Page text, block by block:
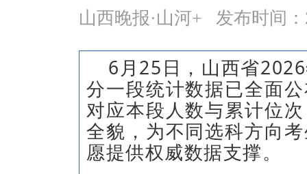
山西晚报·山河+ 发布时间：
6月25日，山西省
分一段统计数据已全面
对应本段人数与累计位
全貌，为不同选科方向
愿提供权威数据支撑。